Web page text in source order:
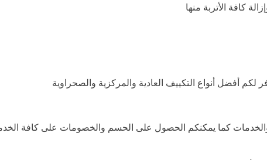
كافة الأتربة منها
أفضل أنواع التكييف العادية والمركزية والصحراوية
كما يمكنكم الحصول على الحسم والخصومات على كافة